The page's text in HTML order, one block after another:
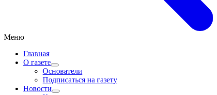
Меню
Главная
О газете
Основатели
Подписаться на газету
Новости